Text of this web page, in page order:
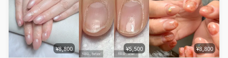
¥8,800 ¥5,500 ¥8,800